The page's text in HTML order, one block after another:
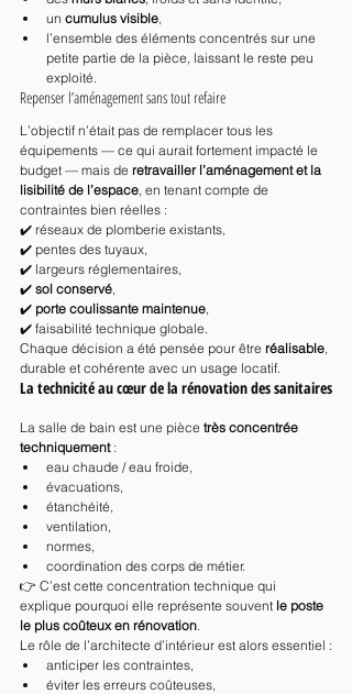
un cumulus visible,
l’ensemble des éléments concentrés sur une
petite partie de la pièce, laissant le reste peu
exploité.
Repenser l’aménagement sans tout refaire
L’objectif n’était pas de remplacer tous les
équipements — ce qui aurait fortement impacté le
budget — mais de retravailler l’aménagement et la
lisibilité de l’espace, en tenant compte de
contraintes bien réelles :
✔️ réseaux de plomberie existants,
✔️ pentes des tuyaux,
✔️ largeurs réglementaires,
✔️ sol conservé,
✔️ porte coulissante maintenue,
✔️ faisabilité technique globale.
Chaque décision a été pensée pour être réalisable,
durable et cohérente avec un usage locatif.
La technicité au cœur de la rénovation des sanitaires
La salle de bain est une pièce très concentrée
techniquement :
eau chaude / eau froide,
évacuations,
étanchéité,
ventilation,
normes,
coordination des corps de métier.
👉 C’est cette concentration technique qui
explique pourquoi elle représente souvent le poste
le plus coûteux en rénovation.
Le rôle de l’architecte d’intérieur est alors essentiel :
anticiper les contraintes,
éviter les erreurs coûteuses,